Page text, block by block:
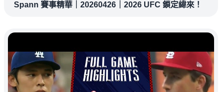
Spann 賽事精華｜20260426｜2026 UFC 鎖定緯來！